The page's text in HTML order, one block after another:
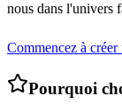
nous dans l'univers
Commencez à créer
Pourquoi